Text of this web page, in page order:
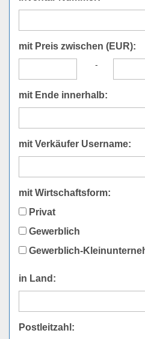
mit Preis zwischen (EUR):
-
mit Ende innerhalb:
mit Verkäufer Username:
mit Wirtschaftsform:
Privat
Gewerblich
Gewerblich-
in Land:
Postleitzahl: